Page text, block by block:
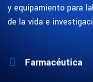
y equipamiento para
de la vida e
Farmacéutica